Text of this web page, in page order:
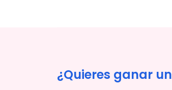
¿Quieres ganar un